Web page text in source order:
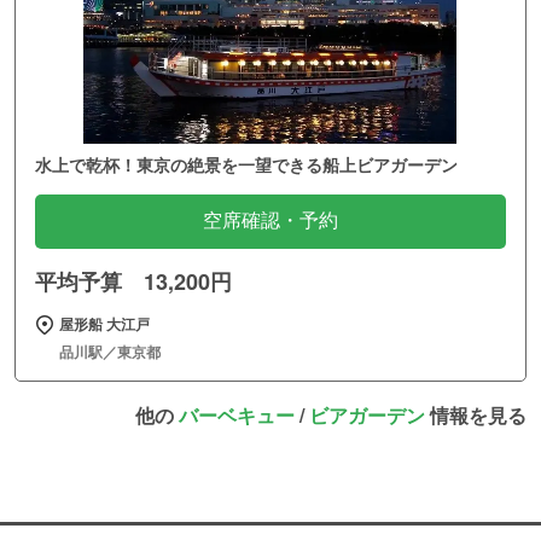
水上で乾杯！東京の絶景を一望できる船上ビアガーデン
空席確認・予約
平均予算 13,200円
屋形船 大江戸
品川駅／東京都
他のバーベキュー/ ビアガーデン情報を見る